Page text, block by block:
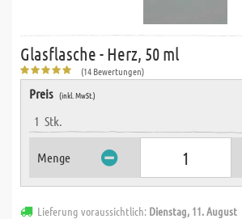
Glasflasche - Herz, 50 ml
(14 Bewertungen)
Preis (inkl. MwSt.)
1 Stk.
Menge
Lieferung voraussichtlich: Dienstag, 11. August